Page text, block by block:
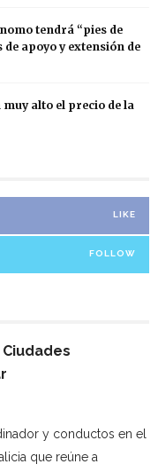
tendrá “pies de
apoyo y extensión de
muy alto el precio de la
LIKE
FOLLOW
y conductos en el
que reúne a